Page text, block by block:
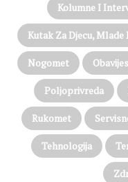
Kolumne I
Kutak Za Djecu, Mlade
Nogomet
Poljoprivreda
Rukomet
Tehnologija